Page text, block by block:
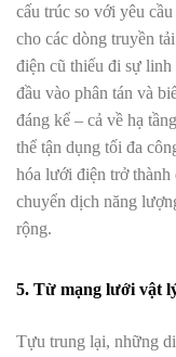
cấu trúc so với yêu
cho các dòng truyền
điện cũ thiếu đi sự linh
đầu vào phân tán và
đáng kể – cả về hạ
thể tận dụng tối đa
hóa lưới điện trở
chuyển dịch năng
rộng.
5. Từ mạng lưới vật
Tựu trung lại, những